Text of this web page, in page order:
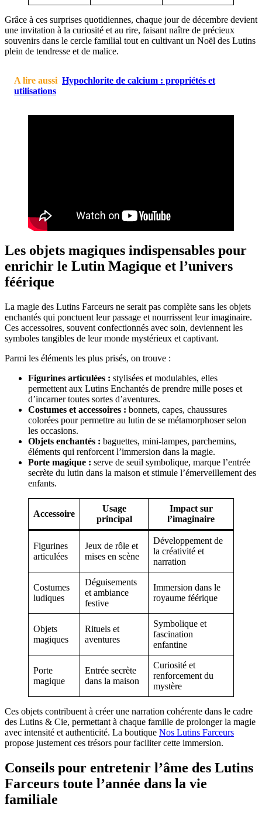
Grâce à ces surprises quotidiennes, chaque jour de décembre devient
une invitation à la curiosité et au rire, faisant naître de précieux
souvenirs dans le cercle familial tout en cultivant un Noël des Lutins
plein de tendresse et de malice.
A lire aussi Hypochlorite de calcium : propriétés et
utilisations
Les objets magiques indispensables pour
enrichir le Lutin Magique et l’univers
féérique
La magie des Lutins Farceurs ne serait pas complète sans les objets
enchantés qui ponctuent leur passage et nourrissent leur imaginaire.
Ces accessoires, souvent confectionnés avec soin, deviennent les
symboles tangibles de leur monde mystérieux et captivant.
Parmi les éléments les plus prisés, on trouve :
Figurines articulées : stylisées et modulables, elles
permettent aux Lutins Enchantés de prendre mille poses et
d’incarner toutes sortes d’aventures.
Costumes et accessoires : bonnets, capes, chaussures
colorées pour permettre au lutin de se métamorphoser selon
les occasions.
Objets enchantés : baguettes, mini-lampes, parchemins,
éléments qui renforcent l’immersion dans la magie.
Porte magique : serve de seuil symbolique, marque l’entrée
secrète du lutin dans la maison et stimule l’émerveillement des
enfants.
Accessoire
Usage
principal
Impact sur
l’imaginaire
Figurines
articulées
Jeux de rôle et
mises en scène
Développement de
la créativité et
narration
Costumes
ludiques
Déguisements
et ambiance
festive
Immersion dans le
royaume féérique
Objets
magiques
Rituels et
aventures
Symbolique et
fascination
enfantine
Porte
magique
Entrée secrète
dans la maison
Curiosité et
renforcement du
mystère
Ces objets contribuent à créer une narration cohérente dans le cadre
des Lutins & Cie, permettant à chaque famille de prolonger la magie
avec intensité et authenticité. La boutique Nos Lutins Farceurs
propose justement ces trésors pour faciliter cette immersion.
Conseils pour entretenir l’âme des Lutins
Farceurs toute l’année dans la vie
familiale